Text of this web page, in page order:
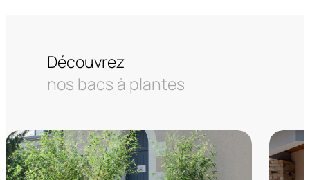
Découvrez
nos bacs à plantes